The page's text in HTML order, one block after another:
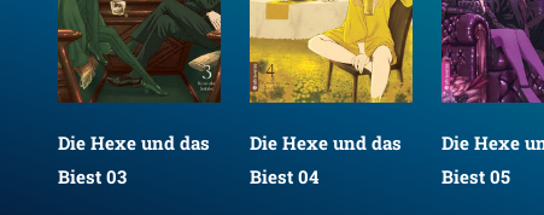
Die Hexe und das
Biest 03
Die Hexe und das
Biest 04
Die Hexe
Biest 05